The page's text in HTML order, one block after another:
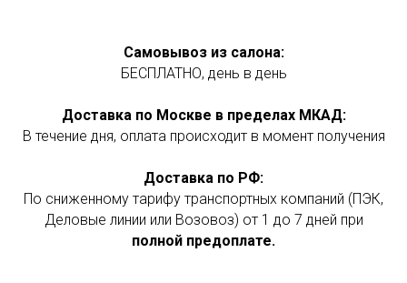
Самовывоз из салона:
БЕСПЛАТНО, день в день
Доставка по Москве в пределах МКАД:
В течение дня, оплата происходит в момент получения
Доставка по РФ:
По сниженному тарифу транспортных компаний (ПЭК,
Деловые линии или Возовоз) от 1 до 7 дней при
полной предоплате.